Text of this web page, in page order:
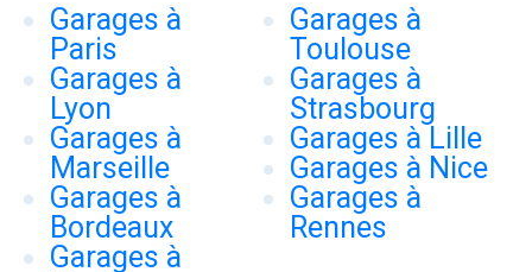
Garages à
Paris
Garages à
Lyon
Garages à
Marseille
Garages à
Bordeaux
Garages à
Garages à
Toulouse
Garages à
Strasbourg
Garages à Lille
Garages à Nice
Garages à
Rennes